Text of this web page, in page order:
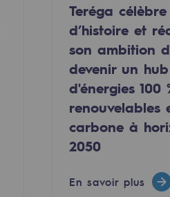
Teréga
d’histoire et
son ambition
devenir un hub
d'énergies 100
renouvelables
carbone à
2050
En savoir plus